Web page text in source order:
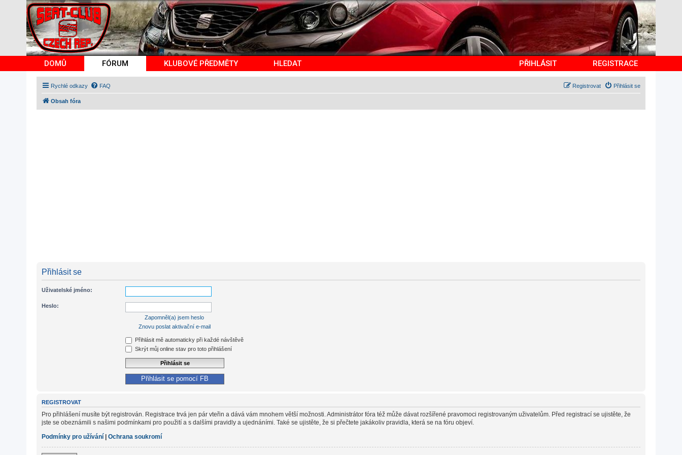
DOMŮ FÓRUM KLUBOVÉ PŘEDMĚTY HLEDAT PŘIHLÁSIT REGISTRACE
Rychlé odkazy FAQ Přihlásit se
Registrovat
Obsah fóra
Přihlásit se
Uživatelské jméno:
Heslo:
Zapomněl(a) jsem heslo
Znovu poslat aktivační e-mail
Přihlásit mě automaticky při každé návštěvě
Skrýt můj online stav pro toto přihlášení
Přihlásit se pomocí FB
REGISTROVAT
Pro přihlášení musíte být registrován. Registrace trvá jen pár vteřin a dává vám mnohem větší možnosti. Administrátor fóra též může dávat rozšířené pravomoci registrovaným uživatelům. Před registrací se ujistěte, že
jste se obeznámili s našimi podmínkami pro použití a s dalšími pravidly a ujednáními. Také se ujistěte, že si přečtete jakákoliv pravidla, která se na fóru objeví.
Podmínky pro užívání | Ochrana soukromí